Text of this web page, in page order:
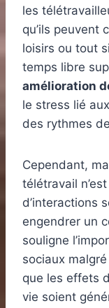
les
qu’ils peuvent
loisirs ou tout
temps libre
amélioration
le stress lié
des rythmes
Cependant,
télétravail
d’interactions
engendrer un
souligne
sociaux
que les effets
vie soient